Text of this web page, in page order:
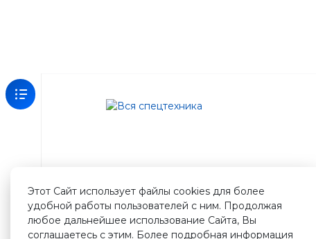
нашем
и
получите
500
Этот Сайт использует файлы cookies для более
удобной работы пользователей с ним. Продолжая
любое дальнейшее использование Сайта, Вы
соглашаетесь с этим. Более подробная информация